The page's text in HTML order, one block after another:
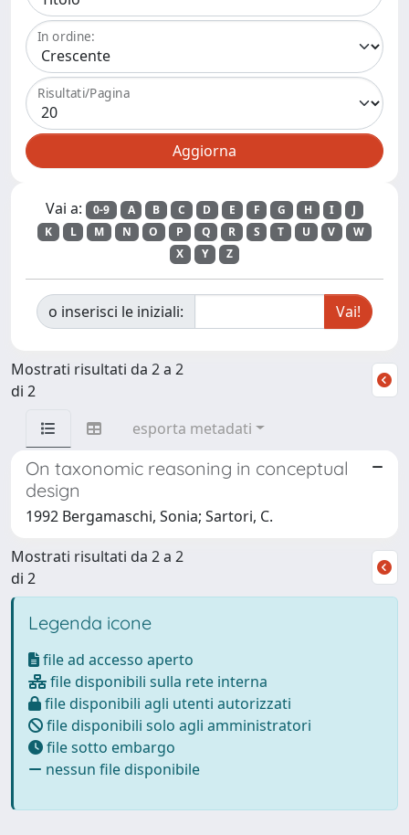
In ordine:
Risultati/Pagina
Vai a: 0-9 A B C D E F G H I
J
K
L M N O P Q R S T U V
W
X
Y Z
o inserisci le iniziali:
Mostrati risultati da 2 a 2
di 2
esporta metadati
On taxonomic reasoning in conceptual
design
1992 Bergamaschi, Sonia; Sartori, C.
Mostrati risultati da 2 a 2
di 2
Legenda icone
file ad accesso aperto
file disponibili sulla rete interna
file disponibili agli utenti autorizzati
file disponibili solo agli amministratori
file sotto embargo
nessun file disponibile